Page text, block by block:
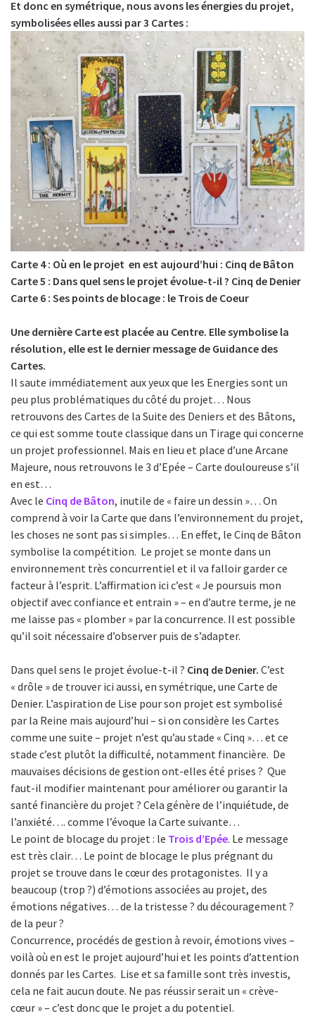
Et donc en symétrique, nous avons les énergies du projet,
symbolisées elles aussi par 3 Cartes :
Carte 4 : Où en le projet en est aujourd’hui : Cinq de Bâton
Carte 5 : Dans quel sens le projet évolue-t-il ? Cinq de Denier
Carte 6 : Ses points de blocage : le Trois de Coeur
Une dernière Carte est placée au Centre. Elle symbolise la
résolution, elle est le dernier message de Guidance des
Cartes.
Il saute immédiatement aux yeux que les Energies sont un
peu plus problématiques du côté du projet… Nous
retrouvons des Cartes de la Suite des Deniers et des Bâtons,
ce qui est somme toute classique dans un Tirage qui concerne
un projet professionnel. Mais en lieu et place d’une Arcane
Majeure, nous retrouvons le 3 d’Epée – Carte douloureuse s’il
en est…
Avec le Cinq de Bâton, inutile de « faire un dessin »… On
comprend à voir la Carte que dans l’environnement du projet,
les choses ne sont pas si simples… En effet, le Cinq de Bâton
symbolise la compétition. Le projet se monte dans un
environnement très concurrentiel et il va falloir garder ce
facteur à l’esprit. L’affirmation ici c’est « Je poursuis mon
objectif avec confiance et entrain » – en d’autre terme, je ne
me laisse pas « plomber » par la concurrence. Il est possible
qu’il soit nécessaire d’observer puis de s’adapter.
Dans quel sens le projet évolue-t-il ? Cinq de Denier. C’est
« drôle » de trouver ici aussi, en symétrique, une Carte de
Denier. L’aspiration de Lise pour son projet est symbolisé
par la Reine mais aujourd’hui – si on considère les Cartes
comme une suite – projet n’est qu’au stade « Cinq »… et ce
stade c’est plutôt la difficulté, notamment financière. De
mauvaises décisions de gestion ont-elles été prises ? Que
faut-il modifier maintenant pour améliorer ou garantir la
santé financière du projet ? Cela génère de l’inquiétude, de
l’anxiété…. comme l’évoque la Carte suivante…
Le point de blocage du projet : le Trois d’Epée. Le message
est très clair… Le point de blocage le plus prégnant du
projet se trouve dans le cœur des protagonistes. Il y a
beaucoup (trop ?) d’émotions associées au projet, des
émotions négatives… de la tristesse ? du découragement ?
de la peur ?
Concurrence, procédés de gestion à revoir, émotions vives –
voilà où en est le projet aujourd’hui et les points d’attention
donnés par les Cartes. Lise et sa famille sont très investis,
cela ne fait aucun doute. Ne pas réussir serait un « crève-
cœur » – c’est donc que le projet a du potentiel.